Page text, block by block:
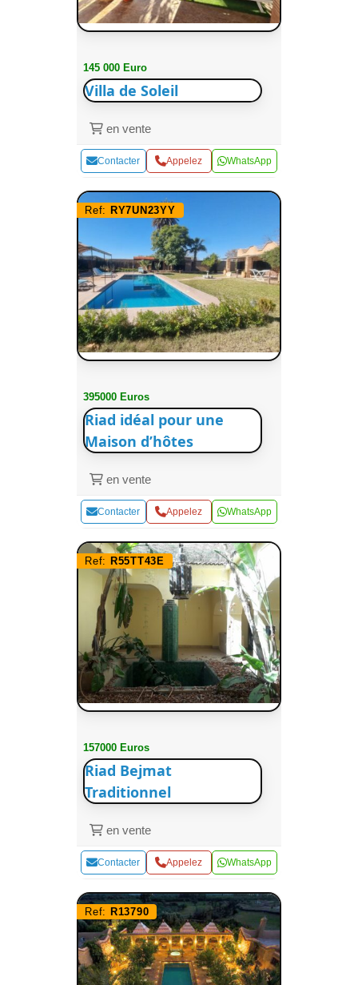
145 000 Euro
Villa de Soleil
en vente
Contacter Appelez WhatsApp
Ref: RY7UN23YY
395000 Euros
Riad idéal pour une
Maison d’hôtes
en vente
Contacter Appelez WhatsApp
Ref: R55TT43E
157000 Euros
Riad Bejmat
Traditionnel
en vente
Contacter Appelez WhatsApp
Ref: R13790